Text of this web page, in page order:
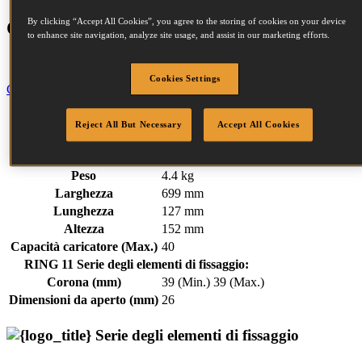
Caratteristiche
Utensile manuale
Chiudi
Elementi di fissaggio
Downloads
Peso
4.4 kg
Larghezza
699 mm
Lunghezza
127 mm
Altezza
152 mm
Capacità caricatore (Max.) 40
RING 11 Serie degli elementi di fissaggio:
Corona (mm)
39 (Min.) 39 (Max.)
Dimensioni da aperto (mm) 26
Serie degli elementi di fissaggio
By clicking “Accept All Cookies”, you agree to the storing of cookies on your device
to enhance site navigation, analyze site usage, and assist in our marketing efforts.
Cookies Settings
Reject All But Necessary Accept All Cookies